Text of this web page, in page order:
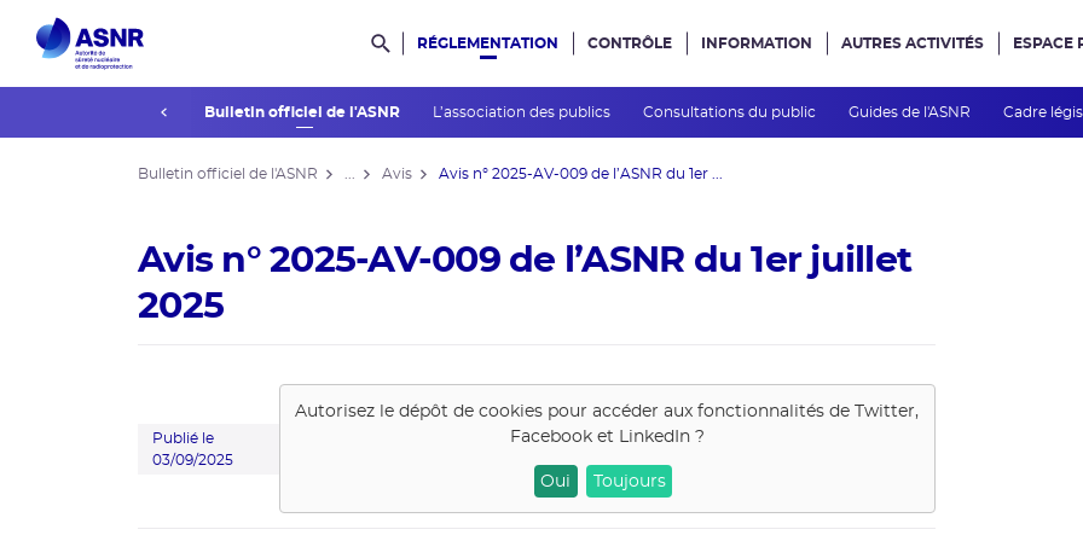
Rechercher dans le site
RÉGLEMENTATION
La réglementation Bulletin officiel de l'ASNR L’association des publics Consultations du public Guides de l'ASNR Cadre
CONTRÔLE INFORMATION AUTRES ACTIVITÉS ESPACE
Bulletin officiel de l'ASNR Avis Avis n° 2025-AV-009 de l’ASNR du 1er ...
Avis n° 2025-AV-009 de l’ASNR du 1er juillet
2025
Publié le
03/09/2025
Autorisez le dépôt de cookies pour accéder aux fonctionnalités de
Twitter,
Facebook et LinkedIn?
Oui Toujours